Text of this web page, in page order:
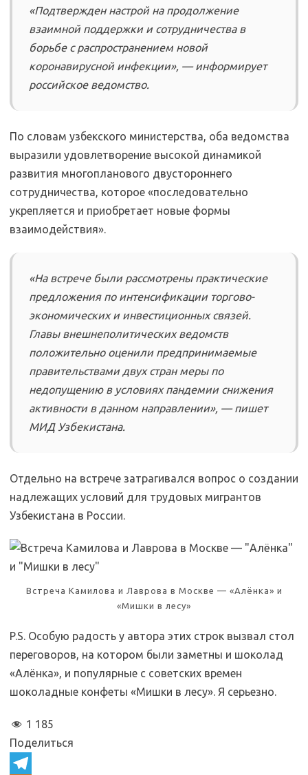
«Подтвержден настрой на продолжение
взаимной поддержки и сотрудничества в
борьбе с распространением новой
коронавирусной инфекции», — информирует
российское ведомство.
По словам узбекского министерства, оба ведомства
выразили удовлетворение высокой динамикой
развития многопланового двустороннего
сотрудничества, которое «последовательно
укрепляется и приобретает новые формы
взаимодействия».
«На встрече были рассмотрены практические
предложения по интенсификации торгово-
экономических и инвестиционных связей.
Главы внешнеполитических ведомств
положительно оценили предпринимаемые
правительствами двух стран меры по
недопущению в условиях пандемии снижения
активности в данном направлении», — пишет
МИД Узбекистана.
Отдельно на встрече затрагивался вопрос о создании
надлежащих условий для трудовых мигрантов
Узбекистана в России.
Встреча Камилова и Лаврова в Москве — «Алёнка» и
«Мишки в лесу»
P.S. Особую радость у автора этих строк вызвал стол
переговоров, на котором были заметны и шоколад
«Алёнка», и популярные с советских времен
шоколадные конфеты «Мишки в лесу». Я серьезно.
1 185
Поделиться